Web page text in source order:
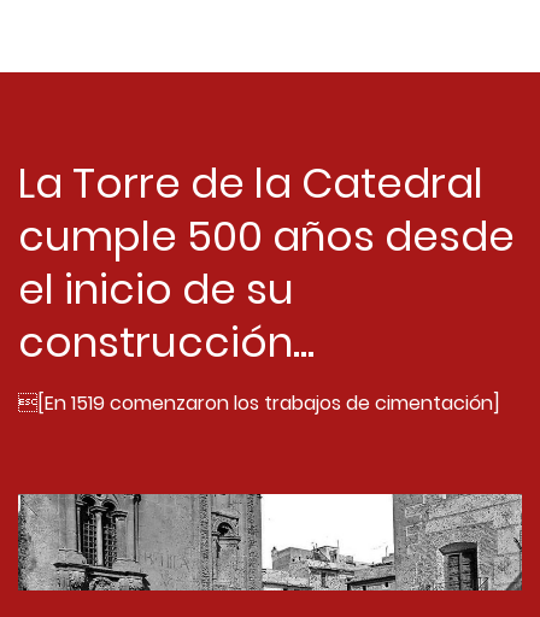
La Torre de la Catedral
cumple 500 años desde
el inicio de su
construcción...
[En 1519 comenzaron los trabajos de cimentación]